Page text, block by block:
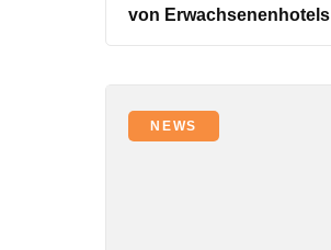
von Erwachsenenhotels
NEWS